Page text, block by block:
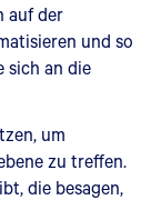
auf der
und so
sich an die
um
zu treffen.
die besagen,